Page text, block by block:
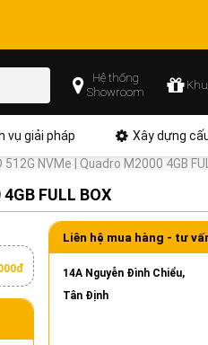
Hệ thống
Showroom
vụ giải pháp Xây dựng
NVMe | Quadro M2000 4GB
FULL BOX
Liên hệ mua hàng - tư
14A Nguyễn Đình Chiểu,
Tân Định